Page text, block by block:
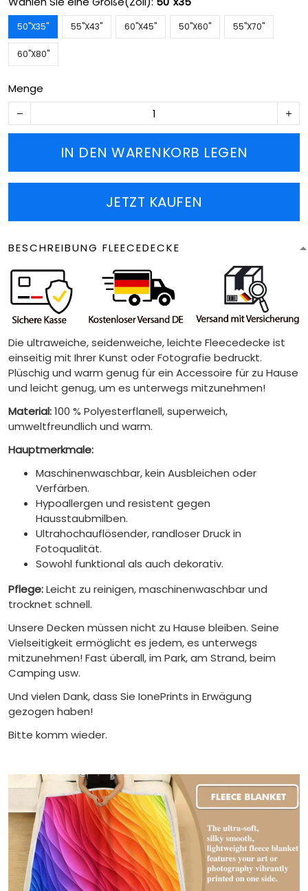
50''X35'' 55''X43'' 60''X45'' 50''X60'' 55''X70''
60''X80''
Menge
IN DEN WARENKORB LEGEN
JETZT KAUFEN
BESCHREIBUNG FLEECEDECKE
Die ultraweiche, seidenweiche, leichte Fleecedecke ist
einseitig mit Ihrer Kunst oder Fotografie bedruckt.
Plüschig und warm genug für ein Accessoire für zu Hause
und leicht genug, um es unterwegs mitzunehmen!
Material:100 % Polyesterflanell, superweich,
umweltfreundlich und warm.
Hauptmerkmale:
Maschinenwaschbar, kein Ausbleichen oder
Verfärben.
Hypoallergen und resistent gegen
Hausstaubmilben.
Ultrahochauflösender, randloser Druck in
Fotoqualität.
Sowohl funktional als auch dekorativ.
Pflege:Leicht zu reinigen, maschinenwaschbar und
trocknet schnell.
Unsere Decken müssen nicht zu Hause bleiben. Seine
Vielseitigkeit ermöglicht es jedem, es unterwegs
mitzunehmen! Fast überall, im Park, am Strand, beim
Camping usw.
Und vielen Dank, dass Sie IonePrints in Erwägung
gezogen haben!
Bitte komm wieder.